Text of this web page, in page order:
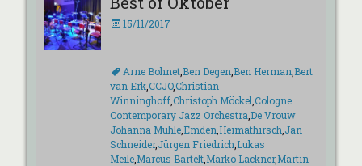
Veröffentlicht
15/11/2017
Schlagworte
Arne Bohnet, Ben Degen Ben Herman Bert
van Erk,CCJO,Christian
Winninghoff,Christoph Möckel Cologne
Contemporary Jazz Orchestra De Vrouw
Johanna Mühle, Emden Heimathirsch Jan
Schneider,Jürgen Friedrich Lukas
Meile, Marcus Bartelt, Marko Lackner,Martin